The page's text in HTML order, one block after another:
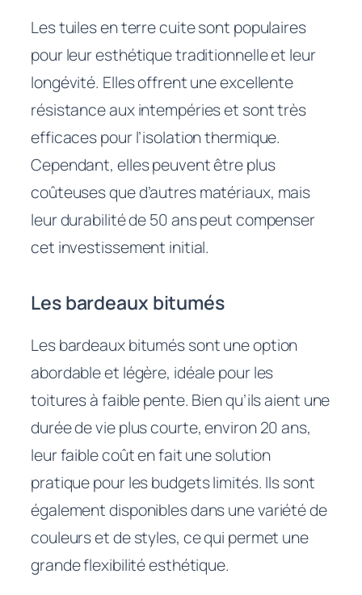
Les tuiles en terre cuite sont populaires
pour leur esthétique traditionnelle et leur
longévité. Elles offrent une excellente
résistance aux intempéries et sont très
efficaces pour l’isolation thermique.
Cependant, elles peuvent être plus
coûteuses que d’autres matériaux, mais
leur durabilité de 50 ans peut compenser
cet investissement initial.
Les bardeaux bitumés
Les bardeaux bitumés sont une option
abordable et légère, idéale pour les
toitures à faible pente. Bien qu’ils aient une
durée de vie plus courte, environ 20 ans,
leur faible coût en fait une solution
pratique pour les budgets limités. Ils sont
également disponibles dans une variété de
couleurs et de styles, ce qui permet une
grande flexibilité esthétique.